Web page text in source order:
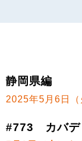
静岡県編
2025年5月6日（
#773 カバデ